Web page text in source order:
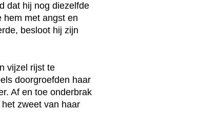
dat hij nog diezelfde
hem met angst en
besloot hij zijn
vijzel rijst te
doorgroefden haar
Af en toe onderbrak
zweet van haar